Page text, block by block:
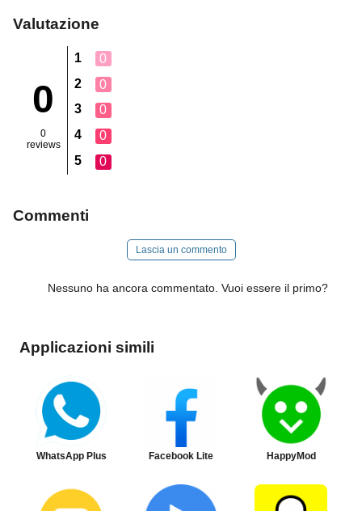
Valutazione
0
0
reviews
1
0
2
0
3
0
4
0
5
0
Commenti
Lascia un commento
Nessuno ha ancora commentato. Vuoi essere il primo?
Applicazioni simili
WhatsApp Plus Facebook Lite HappyMod